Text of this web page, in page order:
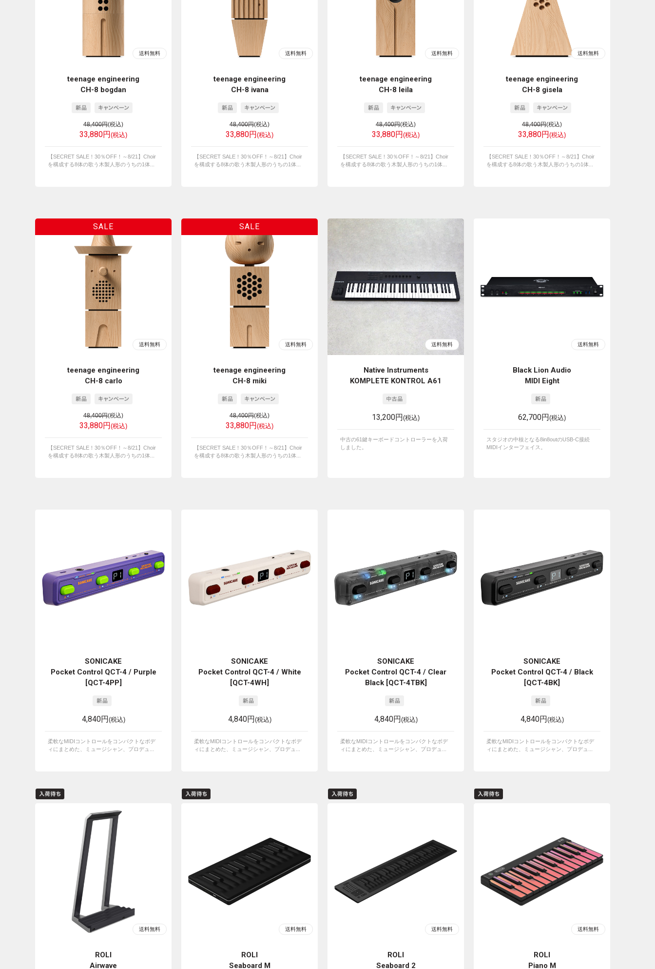
teenage engineering
CH-8 bogdan
48,400円(税込)
33,880円(税込)
【SECRET SALE！30％OFF！～8/21】Choir
を構成する8体の歌う木製人形のうちの1体...
teenage engineering
CH-8 ivana
48,400円(税込)
33,880円(税込)
【SECRET SALE！30％OFF！～8/21】Choir
を構成する8体の歌う木製人形のうちの1体...
teenage engineering
CH-8 leila
48,400円(税込)
33,880円(税込)
【SECRET SALE！30％OFF！～8/21】Choir
を構成する8体の歌う木製人形のうちの1体...
teenage engineering
CH-8 gisela
48,400円(税込)
33,880円(税込)
【SECRET SALE！30％OFF！～8/21】Choir
を構成する8体の歌う木製人形のうちの1体...
teenage engineering
CH-8 carlo
48,400円(税込)
33,880円(税込)
【SECRET SALE！30％OFF！～8/21】Choir
を構成する8体の歌う木製人形のうちの1体...
teenage engineering
CH-8 miki
48,400円(税込)
33,880円(税込)
【SECRET SALE！30％OFF！～8/21】Choir
を構成する8体の歌う木製人形のうちの1体...
Native Instruments
KOMPLETE KONTROL A61
13,200円(税込)
中古の61鍵キーボードコントローラーを入荷
しました。
Black Lion Audio
MIDI Eight
62,700円(税込)
スタジオの中核となる8in8outのUSB-C接続
MIDIインターフェイス。
SONICAKE
Pocket Control QCT-4 / Purple
[QCT-4PP]
4,840円(税込)
柔軟なMIDIコントロールをコンパクトなボデ
ィにまとめた、ミュージシャン、プロデュ...
SONICAKE
Pocket Control QCT-4 / White
[QCT-4WH]
4,840円(税込)
柔軟なMIDIコントロールをコンパクトなボデ
ィにまとめた、ミュージシャン、プロデュ...
SONICAKE
Pocket Control QCT-4 / Clear
Black [QCT-4TBK]
4,840円(税込)
柔軟なMIDIコントロールをコンパクトなボデ
ィにまとめた、ミュージシャン、プロデュ...
SONICAKE
Pocket Control QCT-4 / Black
[QCT-4BK]
4,840円(税込)
柔軟なMIDIコントロールをコンパクトなボデ
ィにまとめた、ミュージシャン、プロデュ...
ROLI
Airwave
ROLI
Seaboard M
ROLI
Seaboard 2
ROLI
Piano M